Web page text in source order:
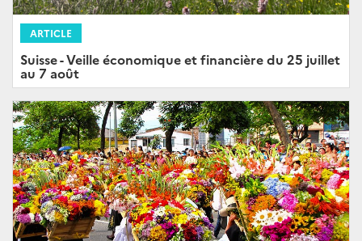
ARTICLE
Suisse - Veille économique et financière du 25 juillet
au 7 août